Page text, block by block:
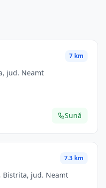
7 km
jud. Neamt
Sună
7.3 km
Bistrita, jud. Neamt